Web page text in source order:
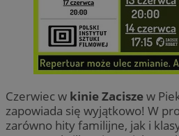
Czerwiec w kinie Zaciszew
zapowiada się wyjątkowo! W
zarówno hity familijne, jak i